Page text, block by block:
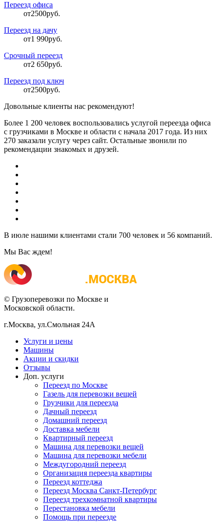
Переезд офиса
от2500руб.
Переезд на дачу
от1 990руб.
Срочный переезд
от2 650руб.
Переезд под ключ
от2500руб.
Довольные клиенты нас рекомендуют!
Более 1 200 человек воспользовались услугой переезда офиса
с грузчиками в Москве и области с начала 2017 года. Из них
270 заказали услугу через сайт. Остальные звонили по
рекомендации знакомых и друзей.
В июле нашими клиентами стали 700 человек и 56 компаний.
Мы Вас ждем!
© Грузоперевозки по Москве и
Московской области.
г.Москва, ул.Смольная 24А
Услуги и цены
Машины
Акции и скидки
Отзывы
Доп. услуги
Переезд по Москве
Газель для перевозки вещей
Грузчики для переезда
Дачный переезд
Домашний переезд
Доставка мебели
Квартирный переезд
Машина для перевозки вещей
Машина для перевозки мебели
Междугородний переезд
Организация переезда квартиры
Переезд коттеджа
Переезд Москва Санкт-Петербург
Переезд трехкомнатной квартиры
Перестановка мебели
Помощь при переезде